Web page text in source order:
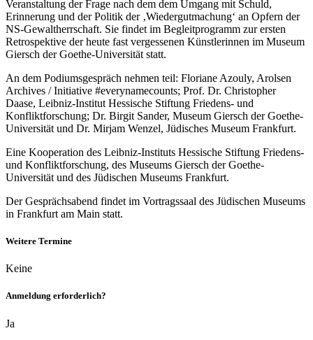
Veranstaltung der Frage nach dem dem Umgang mit Schuld,
Erinnerung und der Politik der ‚Wiedergutmachung‘ an Opfern der
NS-Gewaltherrschaft. Sie findet im Begleitprogramm zur ersten
Retrospektive der heute fast vergessenen Künstlerinnen im Museum
Giersch der Goethe-Universität statt.
An dem Podiumsgespräch nehmen teil: Floriane Azouly, Arolsen
Archives / Initiative #everynamecounts; Prof. Dr. Christopher
Daase, Leibniz-Institut Hessische Stiftung Friedens- und
Konfliktforschung; Dr. Birgit Sander, Museum Giersch der Goethe-
Universität und Dr. Mirjam Wenzel, Jüdisches Museum Frankfurt.
Eine Kooperation des Leibniz-Instituts Hessische Stiftung Friedens-
und Konfliktforschung, des Museums Giersch der Goethe-
Universität und des Jüdischen Museums Frankfurt.
Der Gesprächsabend findet im Vortragssaal des Jüdischen Museums
in Frankfurt am Main statt.
Weitere Termine
Keine
Anmeldung erforderlich?
Ja